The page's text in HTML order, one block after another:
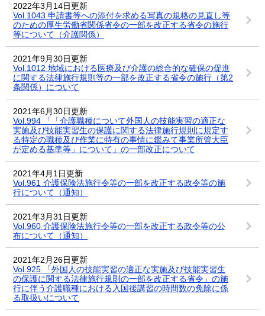
2022年3月14日更新
Vol.1043 申請書等への添付を求める写真の規格の見直し等
のための厚生労働省関係省令の一部を改正する省令の施行
等について（介護関係）
2021年9月30日更新
Vol.1012 地域における医療及び介護の総合的な確保の促進
に関する法律施行規則等の一部を改正する省令の施行（第2
条関係）について
2021年6月30日更新
Vol.994 「「介護職種について外国人の技能実習の適正な
実施及び技能実習生の保護に関する法律施行規則に規定す
る特定の職種及び作業に特有の事情に鑑みて事業所管大臣
が定める基準等」について」の一部改正について
2021年4月1日更新
Vol.961 介護保険法施行令等の一部を改正する政令等の施
行について（通知）
2021年3月31日更新
Vol.960 介護保険法施行令等の一部を改正する政令等の公
布について（通知）
2021年2月26日更新
Vol.925 「外国人の技能実習の適正な実施及び技能実習生
の保護に関する法律施行規則の一部を改正する省令」の施
行に伴う介護職種における入国後講習の時間数の免除に係
る取扱いについて